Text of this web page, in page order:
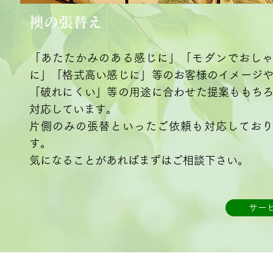
襖の張替え
「あたたかみのある感じに」「モダンでおし
に」「格式高い感じに」等のお客様のイメージ
「破れにくい」等の用途に合わせた提案ももち
対応しています。
片側のみの張替といったご依頼も対応してお
す。
気になることがあればまずはご相談下さい。
サー